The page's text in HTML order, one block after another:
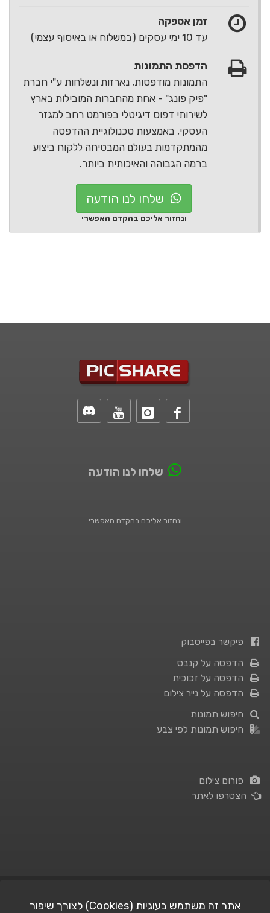
זמן אספקה
עד 10 ימי עסקים (במשלוח או באיסוף עצמי)
הדפסת התמונות
התמונות מודפסות, נארזות ונשלחות ע"י חברת
"פיק פונג" - אחת מהחברות המובילות בארץ
לשירותי דפוס דיגיטלי בפורמט רחב למגזר
העסקי, באמצעות טכנולוגיית ההדפסה
מהמתקדמות בעולם המבטיחה ללקוח ביצוע
ברמה הגבוהה והאיכותית ביותר.
שלחו לנו הודעה
ונחזור אליכם בהקדם האפשרי
שלחו לנו הודעה
ונחזור אליכם בהקדם האפשרי
פיקשר בפייסבוק
הדפסה על קנבס
הדפסה על זכוכית
הדפסה על נייר צילום
חיפוש תמונות
חיפוש תמונות לפי צבע
פורום צילום
הצטרפו לאתר
אתר זה משתמש בעוגיות (Cookies) לצורך שיפור